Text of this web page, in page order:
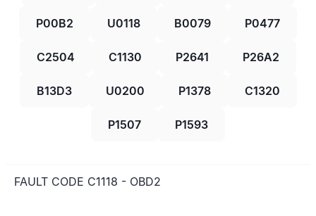
P00B2 U0118 B0079 P0477
C2504 C1130 P2641 P26A2
B13D3 U0200 P1378 C1320
P1507 P1593
FAULT CODE C1118 - OBD2